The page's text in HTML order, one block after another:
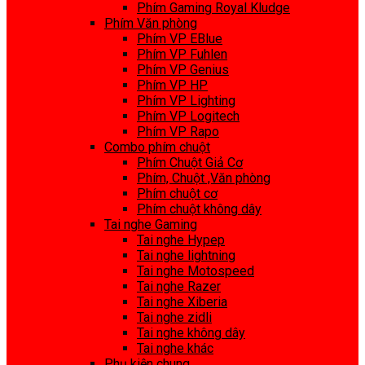
Phím Gaming Royal Kludge
Phím Văn phòng
Phím VP EBlue
Phím VP Fuhlen
Phím VP Genius
Phím VP HP
Phím VP Lighting
Phím VP Logitech
Phím VP Rapo
Combo phím chuột
Phím Chuột Giả Cơ
Phím, Chuột ,Văn phòng
Phím chuột cơ
Phím chuột không dây
Tai nghe Gaming
Tai nghe Hypep
Tai nghe lightning
Tai nghe Motospeed
Tai nghe Razer
Tai nghe Xiberia
Tai nghe zidli
Tai nghe không dây
Tai nghe khác